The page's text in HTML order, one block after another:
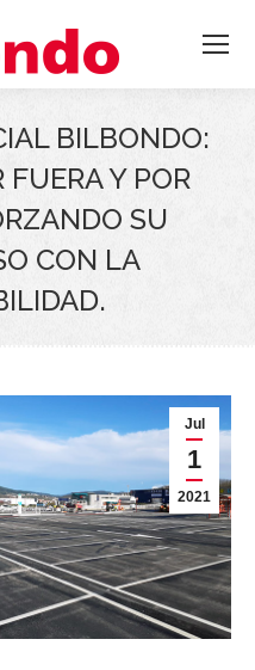
BILBONDO:
FUERA Y POR
SU
CON LA
Jul
1
2021